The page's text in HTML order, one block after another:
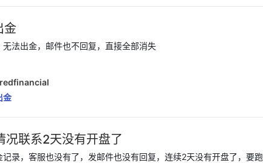
方至今裝聾作啞，根本給不出任何技術依據，完全是他們說了算！ 規
罪，看到客戶賺大錢就想吞掉！我的訴求：我有完整的交易與對話證
必須立刻把扣走的 34,579.43 USD 還給我！詳細的違規爭議對話
金
无法出金，邮件也不回复，直接全部消失
金
况联系2天没有开盘了
记录，客服也没有了，发邮件也没有回复，连续2天没有开盘了，要跑